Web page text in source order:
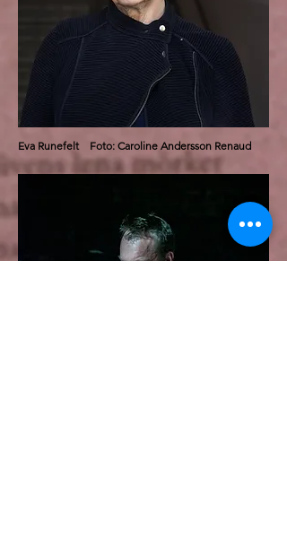
Eva Runefelt Foto: Caroline Andersson Renaud